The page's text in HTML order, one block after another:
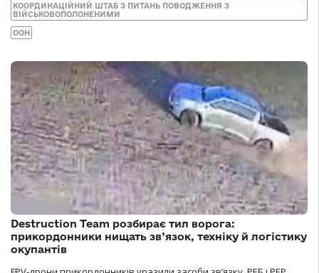
КООРДИНАЦІЙНИЙ ШТАБ З ПИТАНЬ ПОВОДЖЕННЯ З
ВІЙСЬКОВОПОЛОНЕНИМИ
ООН
Destruction Team розбирає тил ворога:
прикордонники нищать зв’язок, техніку й логістику
окупантів